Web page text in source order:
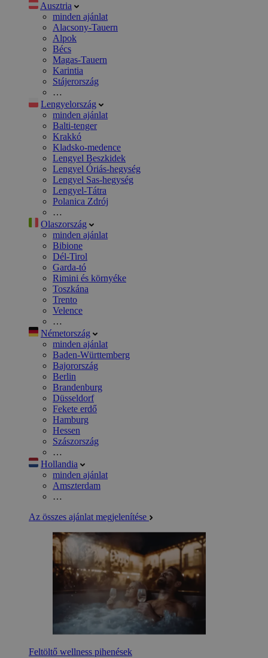
Ausztria
minden ajánlat
Alacsony-Tauern
Alpok
Bécs
Magas-Tauern
Karintia
Stájerország
…
Lengyelország
minden ajánlat
Balti-tenger
Krakkó
Kladsko-medence
Lengyel Beszkidek
Lengyel Óriás-hegység
Lengyel Sas-hegység
Lengyel-Tátra
Polanica Zdrój
…
Olaszország
minden ajánlat
Bibione
Dél-Tirol
Garda-tó
Rimini és környéke
Toszkána
Trento
Velence
…
Németország
minden ajánlat
Baden-Württemberg
Bajorország
Berlin
Brandenburg
Düsseldorf
Fekete erdő
Hamburg
Hessen
Szászország
…
Hollandia
minden ajánlat
Amszterdam
…
Az összes ajánlat megjelenítése
Feltöltő wellness pihenések